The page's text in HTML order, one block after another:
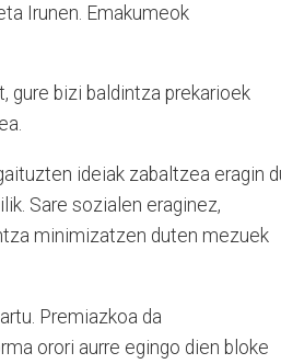
Irunen. Emakumeok
gure bizi baldintza prekarioek
ideiak zabaltzea eragin
Sare sozialen eraginez,
minimizatzen duten mezuek
Premiazkoa da
orori aurre egingo dien bloke